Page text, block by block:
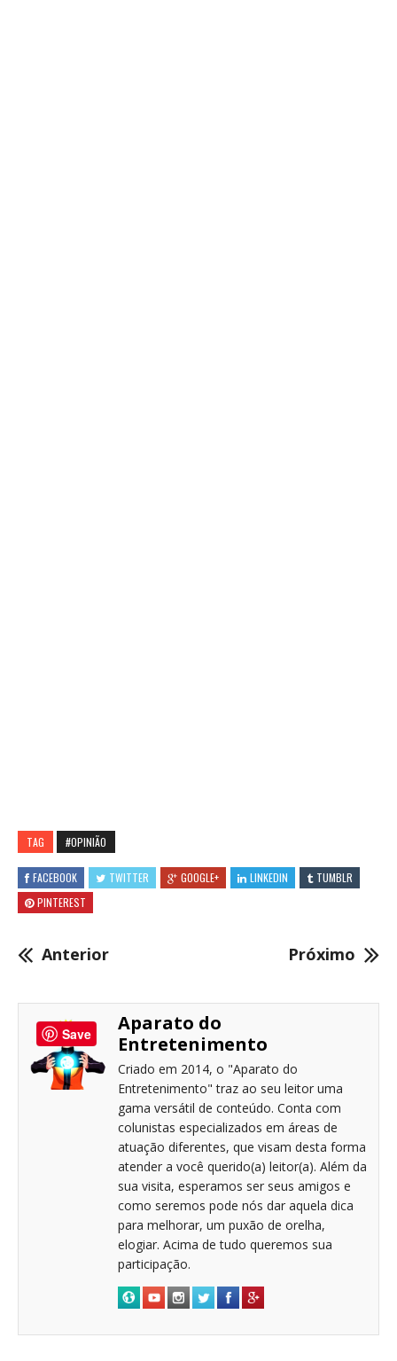
TAG #OPINIÃO
FACEBOOK TWITTER GOOGLE+ LINKEDIN
TUMBLR
PINTEREST
Anterior Próximo
Aparato do
Entretenimento
Criado em 2014, o "Aparato do
Entretenimento" traz ao seu leitor uma
gama versátil de conteúdo. Conta com
colunistas especializados em áreas de
atuação diferentes, que visam desta forma
atender a você querido(a) leitor(a). Além da
sua visita, esperamos ser seus amigos e
como seremos pode nós dar aquela dica
para melhorar, um puxão de orelha,
elogiar. Acima de tudo queremos sua
participação.
Save